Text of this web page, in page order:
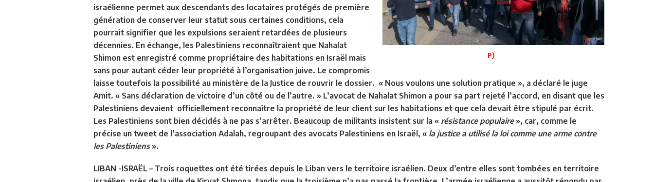
P)
israélienne permet aux descendants des locataires protégés de première
génération de conserver leur statut sous certaines conditions, cela
pourrait signifier que les expulsions seraient retardées de plusieurs
décennies. En échange, les Palestiniens reconnaîtraient que Nahalat
Shimon est enregistré comme propriétaire des habitations en Israël mais
sans pour autant céder leur propriété à l’organisation juive. Le compromis
laisse toutefois la possibilité au ministère de la Justice de rouvrir le dossier. « Nous voulons une solution pratique », a déclaré le juge
Amit. « Sans déclaration de victoire d’un côté ou de l’autre. » L’avocat de Nahalat Shimon a pour sa part rejeté l’accord, en disant que les
Palestiniens devaient officiellement reconnaître la propriété de leur client sur les habitations et que cela devait être stipulé par écrit.
Les Palestiniens sont bien décidés à ne pas s’arrêter. Beaucoup de militants insistent sur la « résistance populaire», car, comme le
précise un tweet de l’association Adalah, regroupant des avocats Palestiniens en Israël, « la justice a utilisé la loi comme une arme contre
les Palestiniens».
LIBAN -ISRAËL – Trois roquettes ont été tirées depuis le Liban vers le territoire israélien. Deux d’entre elles sont tombées en territoire